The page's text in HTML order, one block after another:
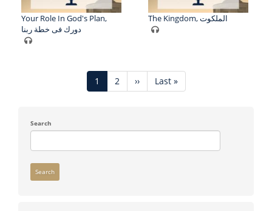
Your Role In God's Plan,
دورك فى خطة ربنا
The Kingdom, الملكوت
Current
page
1 Page
2
Next
page
››
Last
page
Last »
Search
Search